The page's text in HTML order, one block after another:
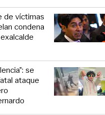
de víctimas
condena
se
ataque